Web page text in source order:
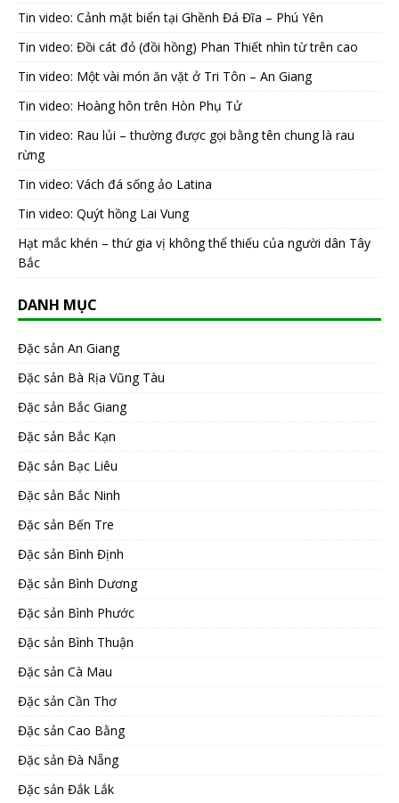
Tin video: Cảnh mặt biển tại Ghềnh Đá Đĩa – Phú Yên
Tin video: Đồi cát đỏ (đồi hồng) Phan Thiết nhìn từ trên cao
Tin video: Một vài món ăn vặt ở Tri Tôn – An Giang
Tin video: Hoàng hôn trên Hòn Phụ Tử
Tin video: Rau lủi – thường được gọi bằng tên chung là rau
rừng
Tin video: Vách đá sống ảo Latina
Tin video: Quýt hồng Lai Vung
Hạt mắc khén – thứ gia vị không thể thiếu của người dân Tây
Bắc
DANH MỤC
Đặc sản An Giang
Đặc sản Bà Rịa Vũng Tàu
Đặc sản Bắc Giang
Đặc sản Bắc Kạn
Đặc sản Bạc Liêu
Đặc sản Bắc Ninh
Đặc sản Bến Tre
Đặc sản Bình Định
Đặc sản Bình Dương
Đặc sản Bình Phước
Đặc sản Bình Thuận
Đặc sản Cà Mau
Đặc sản Cần Thơ
Đặc sản Cao Bằng
Đặc sản Đà Nẵng
Đặc sản Đắk Lắk